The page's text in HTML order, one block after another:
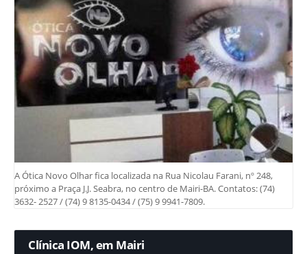
A Ótica Novo Olhar fica localizada na Rua Nicolau Farani, nº 248,
próximo a Praça J.J. Seabra, no centro de Mairi-BA. Contatos: (74)
3632- 2527 / (74) 9 8135-0434 / (75) 9 9941-7809.
Clínica IOM, em Mairi